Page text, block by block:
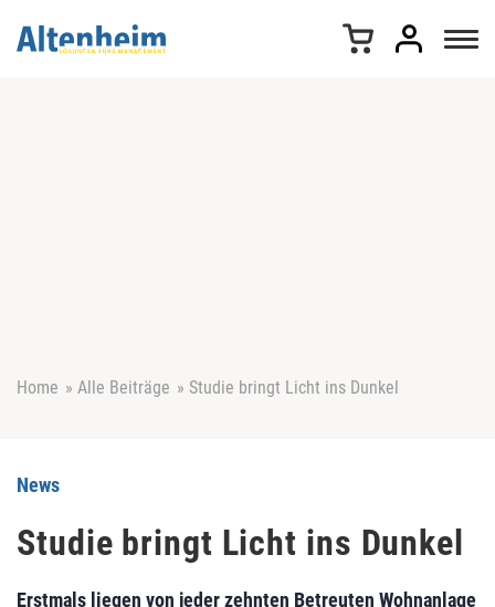
Home » Alle Beiträge » Studie bringt Licht ins Dunkel
News
Studie bringt Licht ins Dunkel
Erstmals liegen von jeder zehnten Betreuten Wohnanlage